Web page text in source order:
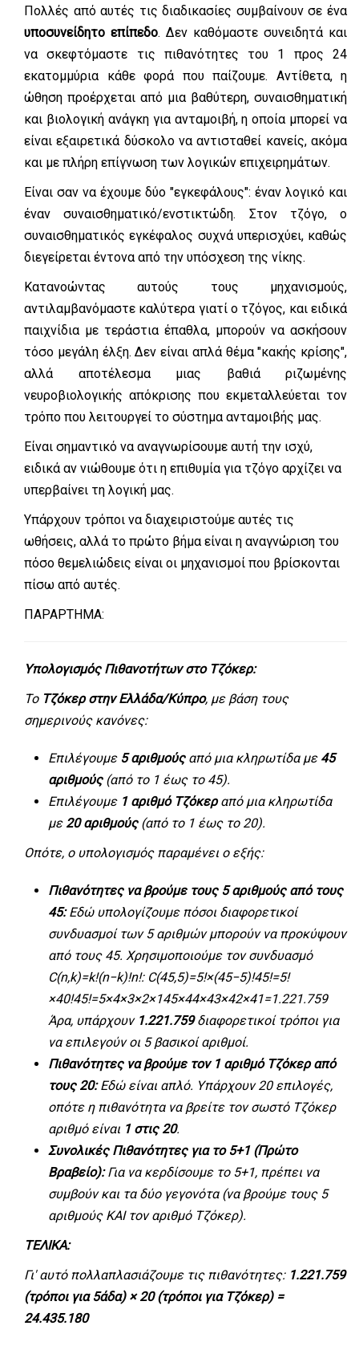
Πολλές από αυτές τις διαδικασίες συμβαίνουν σε ένα
υποσυνείδητο επίπεδο. Δεν καθόμαστε συνειδητά και
να σκεφτόμαστε τις πιθανότητες του 1 προς 24
εκατομμύρια κάθε φορά που παίζουμε. Αντίθετα, η
ώθηση προέρχεται από μια βαθύτερη, συναισθηματική
και βιολογική ανάγκη για ανταμοιβή, η οποία μπορεί να
είναι εξαιρετικά δύσκολο να αντισταθεί κανείς, ακόμα
και με πλήρη επίγνωση των λογικών επιχειρημάτων.
Είναι σαν να έχουμε δύο "εγκεφάλους": έναν λογικό και
έναν συναισθηματικό/ενστικτώδη. Στον τζόγο, ο
συναισθηματικός εγκέφαλος συχνά υπερισχύει, καθώς
διεγείρεται έντονα από την υπόσχεση της νίκης.
Κατανοώντας αυτούς τους μηχανισμούς,
αντιλαμβανόμαστε καλύτερα γιατί ο τζόγος, και ειδικά
παιχνίδια με τεράστια έπαθλα, μπορούν να ασκήσουν
τόσο μεγάλη έλξη. Δεν είναι απλά θέμα "κακής κρίσης",
αλλά αποτέλεσμα μιας βαθιά ριζωμένης
νευροβιολογικής απόκρισης που εκμεταλλεύεται τον
τρόπο που λειτουργεί το σύστημα ανταμοιβής μας.
Είναι σημαντικό να αναγνωρίσουμε αυτή την ισχύ,
ειδικά αν νιώθουμε ότι η επιθυμία για τζόγο αρχίζει να
υπερβαίνει τη λογική μας.
Υπάρχουν τρόποι να διαχειριστούμε αυτές τις
ωθήσεις, αλλά το πρώτο βήμα είναι η αναγνώριση του
πόσο θεμελιώδεις είναι οι μηχανισμοί που βρίσκονται
πίσω από αυτές.
ΠΑΡΑΡΤΗΜΑ:
Υπολογισμός Πιθανοτήτων στο Τζόκερ:
Το Τζόκερ στην Ελλάδα/Κύπρο, με βάση τους
σημερινούς κανόνες:
Επιλέγουμε 5 αριθμούςαπό μια κληρωτίδα με 45
αριθμούς(από το 1 έως το 45).
Επιλέγουμε 1 αριθμό Τζόκεραπό μια κληρωτίδα
με 20 αριθμούς(από το 1 έως το 20).
Οπότε, ο υπολογισμός παραμένει ο εξής:
Πιθανότητες να βρούμε τους 5 αριθμούς από τους
45:Εδώ υπολογίζουμε πόσοι διαφορετικοί
συνδυασμοί των 5 αριθμών μπορούν να προκύψουν
από τους 45. Χρησιμοποιούμε τον συνδυασμό
C(n,k)=k!(n−k)!n!: C(45,5)=5!×(45−5)!45!=5!
×40!45!=5×4×3×2×145×44×43×42×41=1.221.759
Άρα, υπάρχουν 1.221.759διαφορετικοί τρόποι για
να επιλεγούν οι 5 βασικοί αριθμοί.
Πιθανότητες να βρούμε τον 1 αριθμό Τζόκερ από
τους 20:Εδώ είναι απλό. Υπάρχουν 20 επιλογές,
οπότε η πιθανότητα να βρείτε τον σωστό Τζόκερ
αριθμό είναι 1 στις 20.
Συνολικές Πιθανότητες για το 5+1 (Πρώτο
Βραβείο):Για να κερδίσουμε το 5+1, πρέπει να
συμβούν και τα δύο γεγονότα (να βρούμε τους 5
αριθμούς ΚΑΙ τον αριθμό Τζόκερ).
ΤΕΛΙΚΑ:
Γι' αυτό πολλαπλασιάζουμε τις πιθανότητες: 1.221.759
(τρόποι για 5άδα) × 20 (τρόποι για Τζόκερ) =
24.435.180